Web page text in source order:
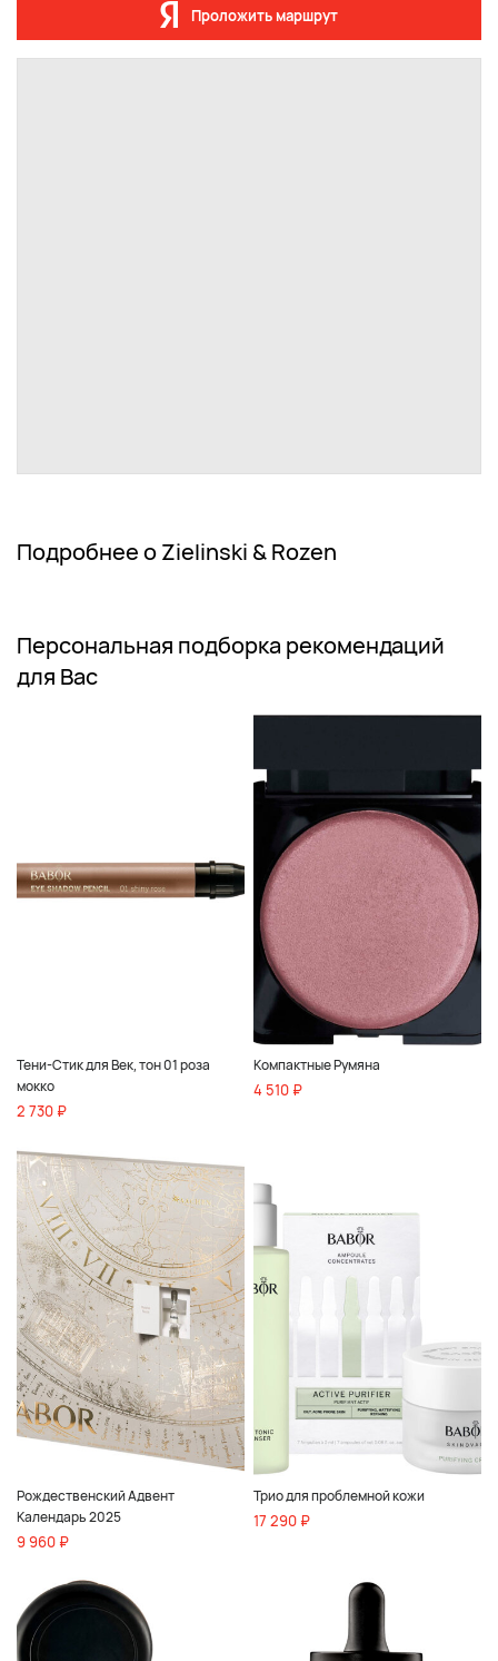
Проложить маршрут
Подробнее о Zielinski & Rozen
Персональная подборка рекомендаций
для Вас
Тени-Стик для Век, тон 01 роза
мокко
2 730 ₽
Компактные Румяна
4 510 ₽
Рождественский Адвент
Календарь 2025
9 960 ₽
Трио для проблемной кожи
17 290 ₽